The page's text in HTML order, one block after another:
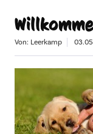
Von: Leerkamp